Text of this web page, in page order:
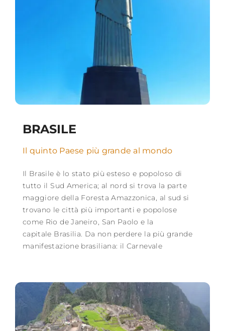
BRASILE
Il quinto Paese più grande al mondo
Il Brasile è lo stato più esteso e popoloso di
tutto il Sud America; al nord si trova la parte
maggiore della Foresta Amazzonica, al sud si
trovano le città più importanti e popolose
come Rio de Janeiro, San Paolo e la
capitale Brasilia. Da non perdere la più grande
manifestazione brasiliana: il Carnevale